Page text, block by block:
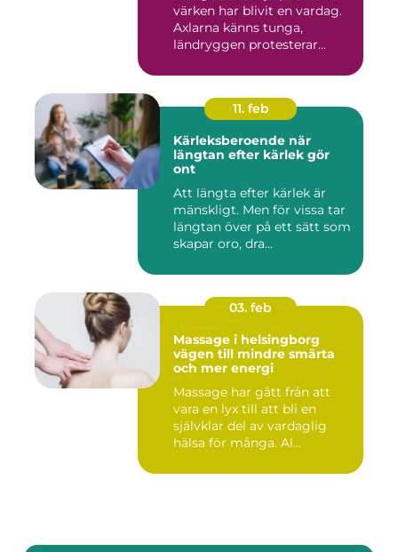
värken har blivit en vardag.
Axlarna känns tunga,
ländryggen protesterar...
11. feb
Kärleksberoende när
längtan efter kärlek gör
ont
Att längta efter kärlek är
mänskligt. Men för vissa tar
längtan över på ett sätt som
skapar oro, dra...
03. feb
Massage i helsingborg
vägen till mindre smärta
och mer energi
Massage har gått från att
vara en lyx till att bli en
självklar del av vardaglig
hälsa för många. Al...